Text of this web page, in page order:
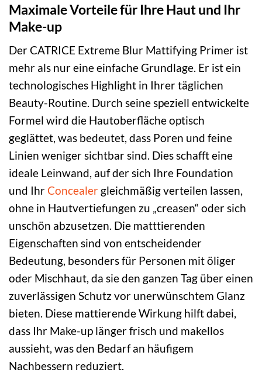
Maximale Vorteile für Ihre Haut und Ihr
Make-up
Der CATRICE Extreme Blur Mattifying Primer ist
mehr als nur eine einfache Grundlage. Er ist ein
technologisches Highlight in Ihrer täglichen
Beauty-Routine. Durch seine speziell entwickelte
Formel wird die Hautoberfläche optisch
geglättet, was bedeutet, dass Poren und feine
Linien weniger sichtbar sind. Dies schafft eine
ideale Leinwand, auf der sich Ihre Foundation
und IhrConcealer gleichmäßig verteilen lassen,
ohne in Hautvertiefungen zu „creasen“ oder sich
unschön abzusetzen. Die matttierenden
Eigenschaften sind von entscheidender
Bedeutung, besonders für Personen mit öliger
oder Mischhaut, da sie den ganzen Tag über einen
zuverlässigen Schutz vor unerwünschtem Glanz
bieten. Diese mattierende Wirkung hilft dabei,
dass Ihr Make-up länger frisch und makellos
aussieht, was den Bedarf an häufigem
Nachbessern reduziert.